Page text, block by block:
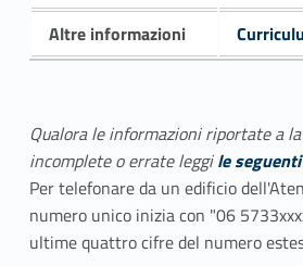
Altre informazioni
Qualora le informazioni riportate a
incomplete o errate leggile
Per telefonare da un edificio
numero unico inizia con "06
ultime quattro cifre del numero